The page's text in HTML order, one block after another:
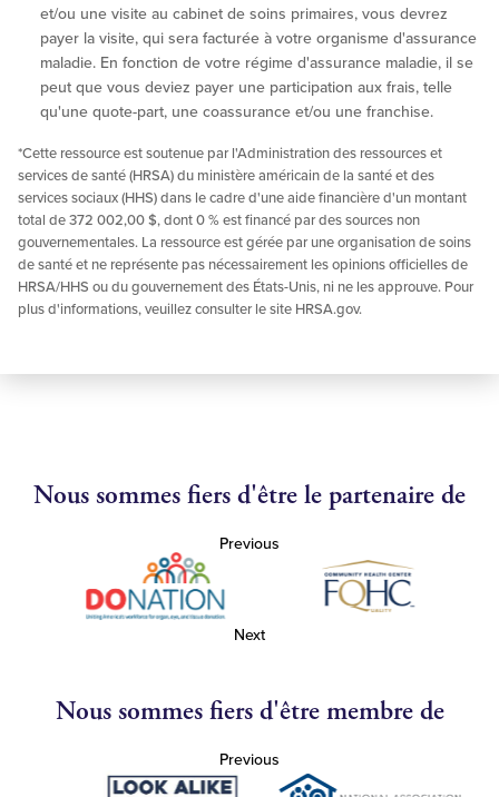
et/ou une visite au cabinet de soins primaires, vous devrez
payer la visite, qui sera facturée à votre organisme d'assurance
maladie. En fonction de votre régime d'assurance maladie, il se
peut que vous deviez payer une participation aux frais, telle
qu'une quote-part, une coassurance et/ou une franchise.
*Cette ressource est soutenue par l'Administration des ressources et
services de santé (HRSA) du ministère américain de la santé et des
services sociaux (HHS) dans le cadre d'une aide financière d'un montant
total de 372 002,00 $, dont 0 % est financé par des sources non
gouvernementales. La ressource est gérée par une organisation de soins
de santé et ne représente pas nécessairement les opinions officielles de
HRSA/HHS ou du gouvernement des États-Unis, ni ne les approuve. Pour
plus d'informations, veuillez consulter le site HRSA.gov.
Nous sommes fiers d'être le partenaire de
Previous
Next
Nous sommes fiers d'être membre de
Previous